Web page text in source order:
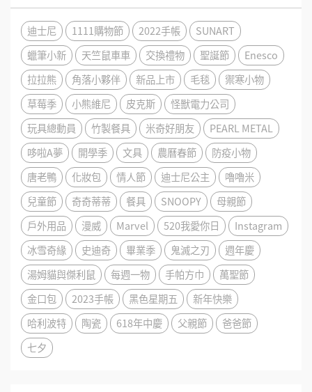
迪士尼 1111購物節 2022手帳
SUNART
蠟筆小新
天竺鼠車車 交換禮物 聖誕節
Enesco
拉拉熊
角落小夥伴 新品上市 毛毯
禦寒小物
草莓季
小熊維尼 皮克斯
怪獸電力公司
玩具總動員
竹製餐具 米奇好朋友
PEARL METAL
哆啦A夢
開學季 文具 農曆春節
防疫小物
唐老鴨
化妝包 情人節 迪士尼公主
嚕嚕米
兒童節
奇奇蒂蒂 餐具 SNOOPY
母親節
戶外用品
漫威 Marvel 520我愛你日
Instagram
冰雪奇緣
史迪奇 畢業季 鬼滅之刃
週年慶
湯姆貓與傑利鼠
每週一物 手帕方巾
萬聖節
金口包
2023手帳 黑色星期五
新年快樂
哈利波特
陶瓷 618年中慶 父親節
爸爸節
七夕